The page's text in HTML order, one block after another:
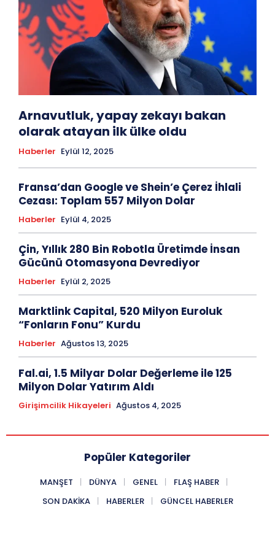
Arnavutluk, yapay zekayı bakan
olarak atayan ilk ülke oldu
Haberler Eylül 12, 2025
Fransa’dan Google ve Shein’e Çerez İhlali
Cezası: Toplam 557 Milyon Dolar
Haberler Eylül 4, 2025
Çin, Yıllık 280 Bin Robotla Üretimde İnsan
Gücünü Otomasyona Devrediyor
Haberler Eylül 2, 2025
Marktlink Capital, 520 Milyon Euroluk
“Fonların Fonu” Kurdu
Haberler Ağustos 13, 2025
Fal.ai, 1.5 Milyar Dolar Değerleme ile 125
Milyon Dolar Yatırım Aldı
Girişimcilik Hikayeleri Ağustos 4, 2025
Popüler Kategoriler
MANŞET DÜNYA GENEL
FLAŞ HABER
SON DAKIKA
HABERLER GÜNCEL HABERLER